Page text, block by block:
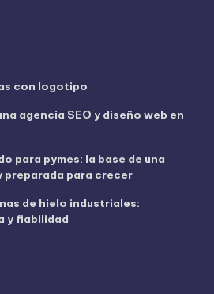
con logotipo
agencia SEO y diseño web en
para pymes: la base de una
preparada para crecer
de hielo industriales:
y fiabilidad